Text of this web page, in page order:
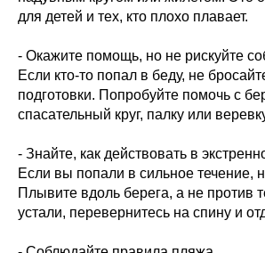
для детей и тех, кто плохо плавает.
- Окажите помощь, но не рискуйте
Если кто-то попал в беду, не
подготовки. Попробуйте помочь с
спасательный круг, палку или
- Знайте, как действовать в
Если вы попали в сильное течение,
Плывите вдоль берега, а не против
устали, перевернитесь на спину и